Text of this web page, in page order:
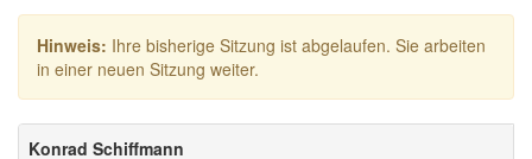
Hinweis: Ihre bisherige Sitzung ist abgelaufen. Sie arbeiten
in einer neuen Sitzung weiter.
Konrad Schiffmann